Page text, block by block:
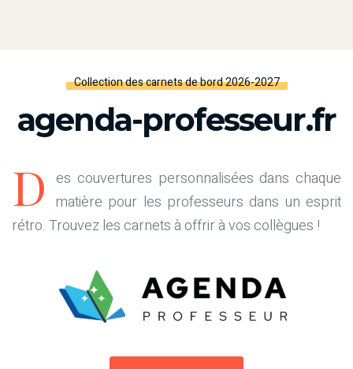
Collection des carnets de bord 2026-2027
agenda-professeur.fr
D es couvertures personnalisées dans chaque
matière pour les professeurs dans un esprit
rétro. Trouvez les carnets à offrir à vos collègues !